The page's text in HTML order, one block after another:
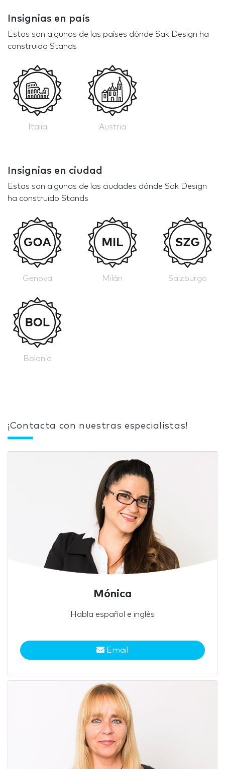
Insignias en país
Estos son algunos de las países dónde Sak Design ha
construido Stands
Italia Austria
Insignias en ciudad
Estas son algunas de las ciudades dónde Sak Design
ha construido Stands
Genova Milán Salzburgo
Bolonia
¡Contacta con nuestras especialistas!
Mónica
Habla español e inglés
Email